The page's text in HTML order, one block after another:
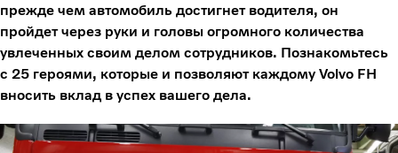
Truck Builder
О нас
Свяжитесь с нами
прежде чем автомобиль достигнет водителя, он
пройдет через руки и головы огромного количества
увлеченных своим делом сотрудников. Познакомьтесь
с 25 героями, которые и позволяют каждому Volvo FH
вносить вклад в успех вашего дела.